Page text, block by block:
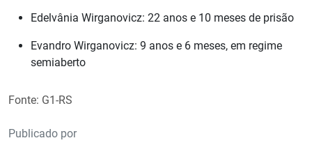
Edelvânia Wirganovicz: 22 anos e 10 meses de prisão
Evandro Wirganovicz: 9 anos e 6 meses, em regime
semiaberto
Fonte: G1-RS
Publicado por